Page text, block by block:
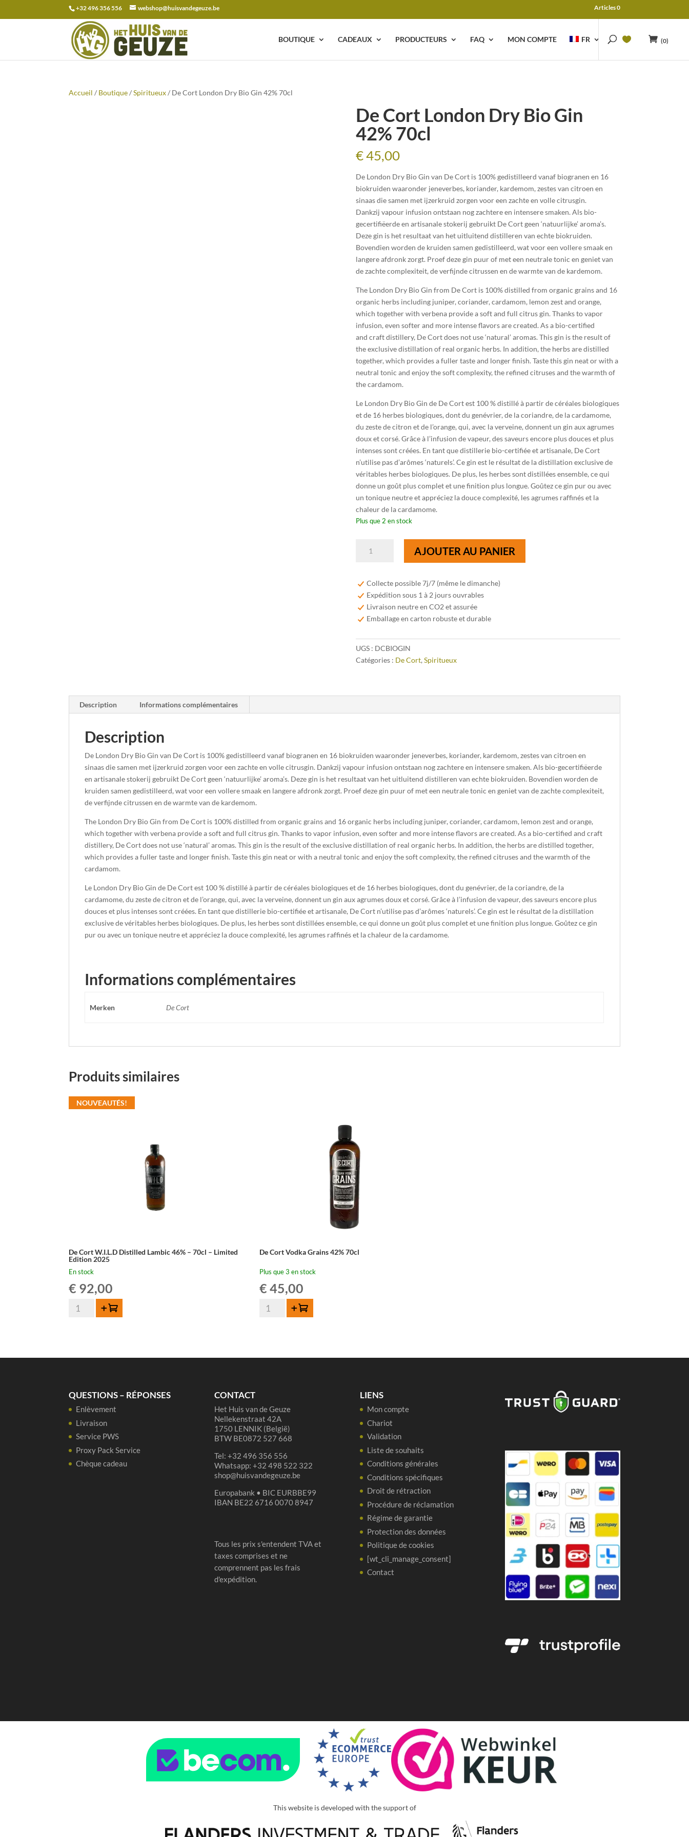
+32 496 356 556 webshop@huisvandegeuze.be Articles 0
BOUTIQUE CADEAUX PRODUCTEURS FAQ MON COMPTE FR (0)
Recherche
pour :
Accueil / Boutique/Spiritueux/ De Cort London Dry Bio Gin 42% 70cl
De Cort London Dry Bio Gin
42% 70cl
€45,00
De London Dry Bio Gin van De Cort is 100% gedistilleerd vanaf biogranen en 16
biokruiden waaronder jeneverbes, koriander, kardemom, zestes van citroen en
sinaas die samen met ijzerkruid zorgen voor een zachte en volle citrusgin.
Dankzij vapour infusion ontstaan nog zachtere en intensere smaken. Als bio-
gecertifiëerde en artisanale stokerij gebruikt De Cort geen ‘natuurlijke’ aroma’s.
Deze gin is het resultaat van het uitluitend distilleren van echte biokruiden.
Bovendien worden de kruiden samen gedistilleerd, wat voor een vollere smaak en
langere afdronk zorgt. Proef deze gin puur of met een neutrale tonic en geniet van
de zachte complexiteit, de verfijnde citrussen en de warmte van de kardemom.
The London Dry Bio Gin from De Cort is 100% distilled from organic grains and 16
organic herbs including juniper, coriander, cardamom, lemon zest and orange,
which together with verbena provide a soft and full citrus gin. Thanks to vapor
infusion, even softer and more intense flavors are created. As a bio-certified
and craft distillery, De Cort does not use ‘natural’ aromas. This gin is the result of
the exclusive distillation of real organic herbs. In addition, the herbs are distilled
together, which provides a fuller taste and longer finish. Taste this gin neat or with a
neutral tonic and enjoy the soft complexity, the refined citruses and the warmth of
the cardamom.
Le London Dry Bio Gin de De Cort est 100 % distillé à partir de céréales biologiques
et de 16 herbes biologiques, dont du genévrier, de la coriandre, de la cardamome,
du zeste de citron et de l’orange, qui, avec la verveine, donnent un gin aux agrumes
doux et corsé. Grâce à l’infusion de vapeur, des saveurs encore plus douces et plus
intenses sont créées. En tant que distillerie bio-certifiée et artisanale, De Cort
n’utilise pas d’arômes ‘naturels’. Ce gin est le résultat de la distillation exclusive de
véritables herbes biologiques. De plus, les herbes sont distillées ensemble, ce qui
donne un goût plus complet et une finition plus longue. Goûtez ce gin pur ou avec
un tonique neutre et appréciez la douce complexité, les agrumes raffinés et la
chaleur de la cardamome.
Plus que 2 en stock
Cort
London
Dry
Bio
42%
70cl
AJOUTER AU PANIER
Collecte possible 7j/7 (même le dimanche)
Expédition sous 1 à 2 jours ouvrables
Livraison neutre en CO2 et assurée
Emballage en carton robuste et durable
UGS : DCBIOGIN
Catégories : De Cort, Spiritueux
Description Informations complémentaires
Description
De London Dry Bio Gin van De Cort is 100% gedistilleerd vanaf biogranen en 16 biokruiden waaronder jeneverbes, koriander, kardemom, zestes van citroen en
sinaas die samen met ijzerkruid zorgen voor een zachte en volle citrusgin. Dankzij vapour infusion ontstaan nog zachtere en intensere smaken. Als bio-gecertifiëerde
en artisanale stokerij gebruikt De Cort geen ‘natuurlijke’ aroma’s. Deze gin is het resultaat van het uitluitend distilleren van echte biokruiden. Bovendien worden de
kruiden samen gedistilleerd, wat voor een vollere smaak en langere afdronk zorgt. Proef deze gin puur of met een neutrale tonic en geniet van de zachte complexiteit,
de verfijnde citrussen en de warmte van de kardemom.
The London Dry Bio Gin from De Cort is 100% distilled from organic grains and 16 organic herbs including juniper, coriander, cardamom, lemon zest and orange,
which together with verbena provide a soft and full citrus gin. Thanks to vapor infusion, even softer and more intense flavors are created. As a bio-certified and craft
distillery, De Cort does not use ‘natural’ aromas. This gin is the result of the exclusive distillation of real organic herbs. In addition, the herbs are distilled together,
which provides a fuller taste and longer finish. Taste this gin neat or with a neutral tonic and enjoy the soft complexity, the refined citruses and the warmth of the
cardamom.
Le London Dry Bio Gin de De Cort est 100 % distillé à partir de céréales biologiques et de 16 herbes biologiques, dont du genévrier, de la coriandre, de la
cardamome, du zeste de citron et de l’orange, qui, avec la verveine, donnent un gin aux agrumes doux et corsé. Grâce à l’infusion de vapeur, des saveurs encore plus
douces et plus intenses sont créées. En tant que distillerie bio-certifiée et artisanale, De Cort n’utilise pas d’arômes ‘naturels’. Ce gin est le résultat de la distillation
exclusive de véritables herbes biologiques. De plus, les herbes sont distillées ensemble, ce qui donne un goût plus complet et une finition plus longue. Goûtez ce gin
pur ou avec un tonique neutre et appréciez la douce complexité, les agrumes raffinés et la chaleur de la cardamome.
Informations complémentaires
Merken De Cort
Produits similaires
NOUVEAUTÉS!
De Cort W.I.L.D Distilled Lambic 46% – 70cl – Limited
Edition 2025
En stock
€ 92,00
quantité
-
70cl
-
Limited
Edition
Ajouter au panier
De Cort Vodka Grains 42% 70cl
Plus que 3 en stock
€ 45,00
quantité
Ajouter au panier
QUESTIONS – RÉPONSES
Enlèvement
Livraison
Service PWS
Proxy Pack Service
Chèque cadeau
CONTACT
Het Huis van de Geuze
Nellekenstraat 42A
1750 LENNIK (België)
BTW BE0872 527 668
Tel: +32 496 356 556
Whatsapp: +32 498 522 322
shop@huisvandegeuze.be
Europabank • BIC EURBBE99
IBAN BE22 6716 0070 8947
Tous les prix s'entendent TVA et
taxes comprises et ne
comprennent pas les frais
d'expédition.
LIENS
Mon compte
Chariot
Validation
Liste de souhaits
Conditions générales
Conditions spécifiques
Droit de rétraction
Procédure de réclamation
Régime de garantie
Protection des données
Politique de cookies
[wt_cli_manage_consent]
Contact
This website is developed with the support of